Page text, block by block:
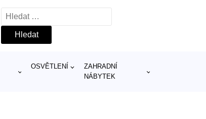
Vyhledávání
OSVĚTLENÍ
ZAHRADNÍ
NÁBYTEK